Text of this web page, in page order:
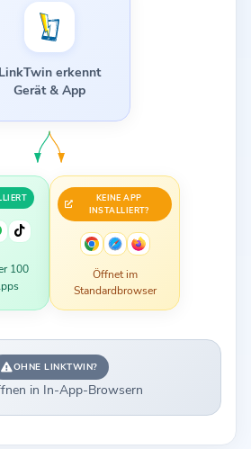
LinkTwin erkennt
Gerät & App
100
KEINE APP
INSTALLIERT?
Öffnet im
Standardbrowser
OHNE LINKTWIN?
in In-App-Browsern